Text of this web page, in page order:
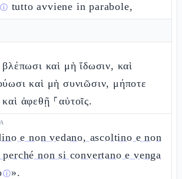
ⓘ tutto avviene in parabole,
βλέπωσι καὶ μὴ ἴδωσιν, καὶ
καὶ μὴ συνιῶσιν, μήποτε
ἀφεθῇ ⸀αὐτοῖς.
e non vedano, ascoltino e non
non si convertano e venga
ⓘ».